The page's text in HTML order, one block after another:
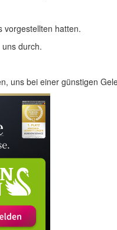
vorgestellten hatten.
durch.
bei einer günstigen